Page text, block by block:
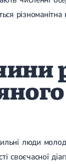
люди
своєчасної